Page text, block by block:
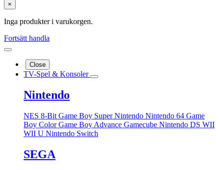
×
Inga produkter i varukorgen.
Fortsätt handla
Close
TV-Spel & Konsoler
Nintendo
NES 8-Bit Game Boy Super Nintendo Nintendo 64 Game
Boy ColorGame Boy Advance Gamecube Nintendo DS WII
WII U Nintendo Switch
SEGA